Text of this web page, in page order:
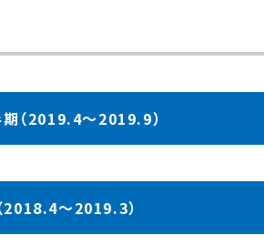
（2019.4～2019.9）
～2019.3）